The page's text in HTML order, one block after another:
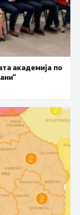
академија по